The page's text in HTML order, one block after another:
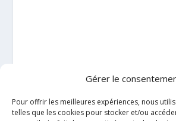
Gérer le
Pour offrir les meilleures expériences, nous
telles que les cookies pour stocker et/ou